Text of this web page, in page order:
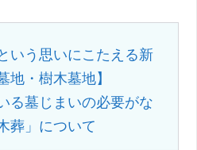
いう思いにこたえる新
地・樹木墓地】
る墓じまいの必要がな
葬」について